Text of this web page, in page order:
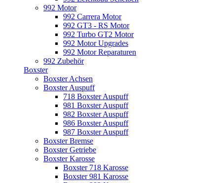
992 Motor
992 Carrera Motor
992 GT3 - RS Motor
992 Turbo GT2 Motor
992 Motor Upgrades
992 Motor Reparaturen
992 Zubehör
Boxster
Boxster Achsen
Boxster Auspuff
718 Boxster Auspuff
981 Boxster Auspuff
982 Boxster Auspuff
986 Boxster Auspuff
987 Boxster Auspuff
Boxster Bremse
Boxster Getriebe
Boxster Karosse
Boxster 718 Karosse
Boxster 981 Karosse